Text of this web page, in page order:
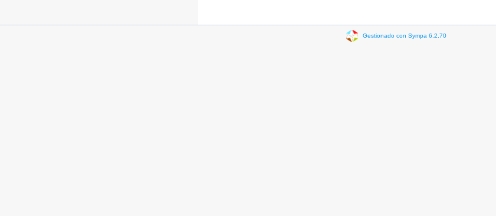
Gestionado con Sympa 6.2.70